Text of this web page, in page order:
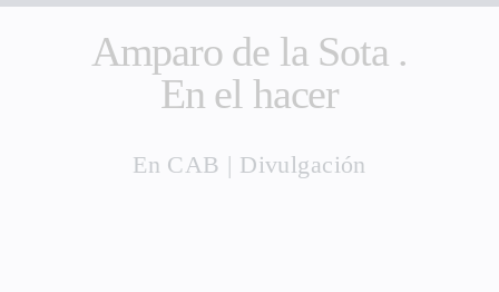
Amparo de la Sota .
En el hacer
En CAB | Divulgación